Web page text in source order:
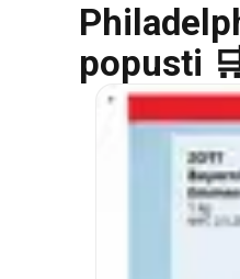
popusti